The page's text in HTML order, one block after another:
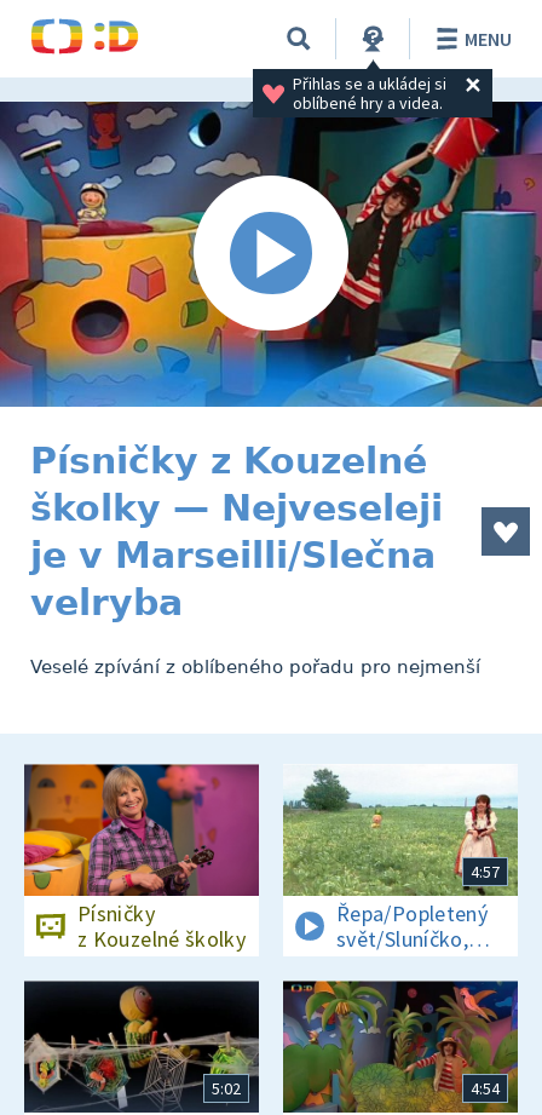
Přihlas se a ukládej si
oblíbené hry a videa.
MENU
Písničky z Kouzelné
školky — Nejveseleji
je v Marseilli/Slečna
velryba
Veselé zpívání z oblíbeného pořadu pro nejmenší
Písničky
z Kouzelné školky
4:57
Řepa/Popletený
svět/Sluníčko,
sluníčko
5:02 4:54